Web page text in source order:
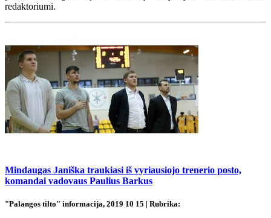
redaktoriumi.
Mindaugas Janiška traukiasi iš vyriausiojo trenerio posto,
komandai vadovaus Paulius Barkus
"Palangos tilto" informacija, 2019 10 15 | Rubrika: